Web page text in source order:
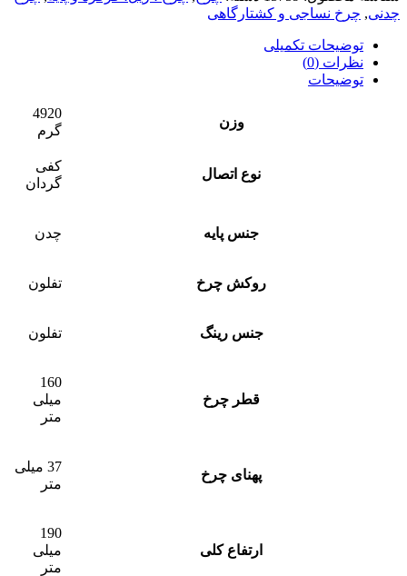
چدنی, چرخ نساجی و کشتارگاهی
توضیحات تکمیلی
نظرات (0)
توضیحات
وزن
4920
گرم
نوع اتصال
کفی
گردان
جنس پایه چدن
روکش چرخ تفلون
جنس رینگ تفلون
قطر چرخ
160
میلی
متر
پهنای چرخ
37 میلی
متر
ارتفاع کلی
190
میلی
متر